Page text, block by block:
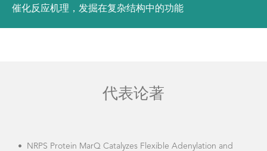
催化反应机理，发掘在复杂结构中的功能
代表论著
•
NRPS Protein MarQ Catalyzes Flexible Adenylation and